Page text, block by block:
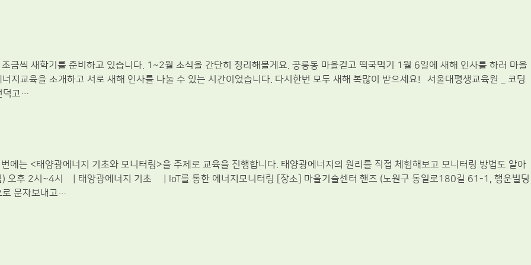
금씩 새학기를 준비하고 있습니다. 1~2월 소식을 간단히 정리해볼게요. 공릉동 마을걷고 떡국먹기 1월 6일에 새해 인사를 하러 마을
지교육을 소개하고 서로 새해 인사를 나눌 수 있는 시간이었습니다. 다시한번 모두 새해 복많이 받으세요! 서울대평생교육원 _ 코딩
덕고…
는 <태양광에너지 기초와 모니터링>을 주제로 교육을 진행합니다. 태양광에너지의 원리를 직접 체험해보고 모니터링 방법도 알아
) 오후 2시~4시 | 태양광에너지 기초 | IoT를 통한 에너지모니터링 [장소] 마을기술센터 핸즈 (노원구 동일로180길 61-1, 행운빌딩
문자보내고…